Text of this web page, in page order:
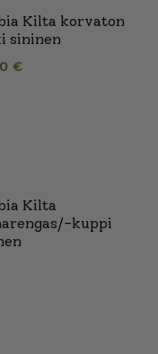
Kilta korvaton
sininen
€
Kilta
kuppi